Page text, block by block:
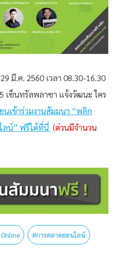
มี.ค. 2560 เวลา 08.30-16.30
ซ็นทรัลพลาซา แจ้งวัฒนะ ใคร
นเข้าร่วมงานสัมมนา “พลิก
ลน์” ฟรีได้ที่นี่ (ด่วนมีจำนวน
Online #การตลาดออนไลน์